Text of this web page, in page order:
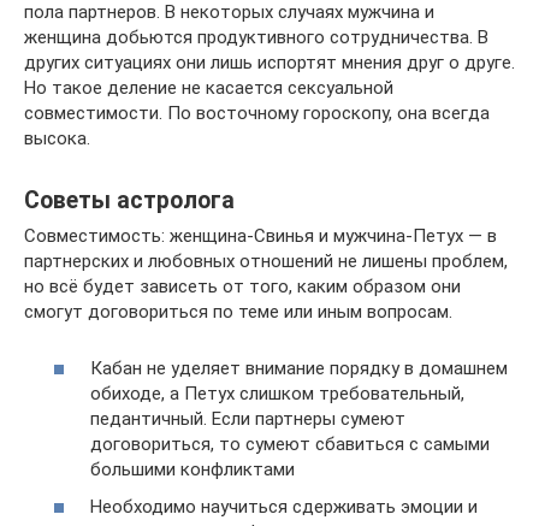
пола партнеров. В некоторых случаях мужчина и
женщина добьются продуктивного сотрудничества. В
других ситуациях они лишь испортят мнения друг о друге.
Но такое деление не касается сексуальной
совместимости. По восточному гороскопу, она всегда
высока.
Советы астролога
Совместимость: женщина-Свинья и мужчина-Петух — в
партнерских и любовных отношений не лишены проблем,
но всё будет зависеть от того, каким образом они
смогут договориться по теме или иным вопросам.
Кабан не уделяет внимание порядку в домашнем
обиходе, а Петух слишком требовательный,
педантичный. Если партнеры сумеют
договориться, то сумеют сбавиться с самыми
большими конфликтами
Необходимо научиться сдерживать эмоции и